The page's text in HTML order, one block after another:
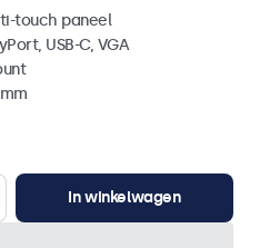
touch paneel
USB-C, VGA
In winkelwagen